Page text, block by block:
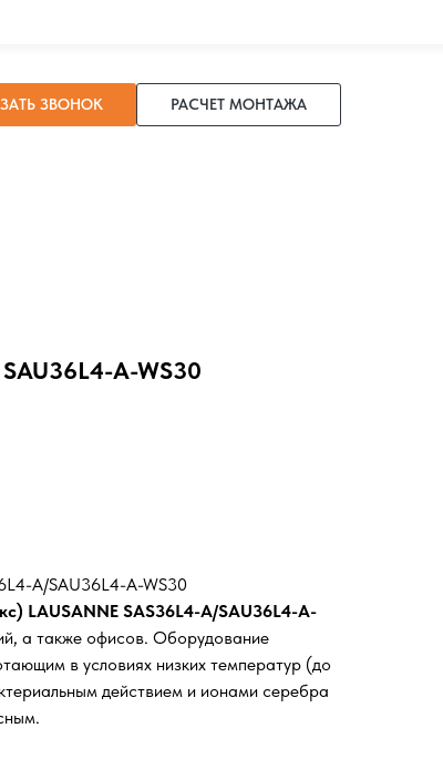
ЗВОНОК РАСЧЕТ МОНТАЖА
A-WS30
A/SAU36L4-A-WS30
LAUSANNE SAS36L4-A/SAU36L4-A-
а также офисов. Оборудование
в условиях низких температур (до
действием и ионами серебра